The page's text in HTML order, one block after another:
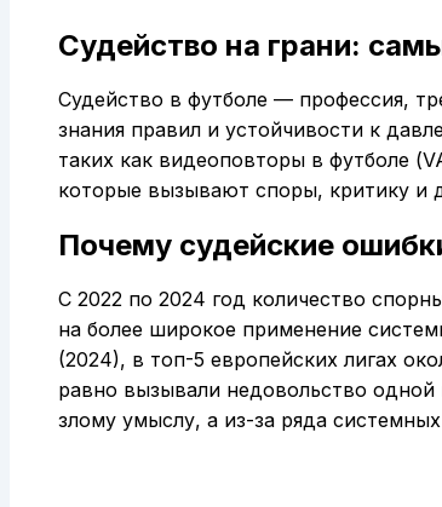
Судейство на грани:
Судейство в футболе — профессия,
знания правил и устойчивости к
таких как видеоповторы в футболе
которые вызывают споры, критику и
Почему судейские
С 2022 по 2024 год количество
на более широкое применение
(2024), в топ-5 европейских лигах
равно вызывали недовольство
злому умыслу, а из-за ряда